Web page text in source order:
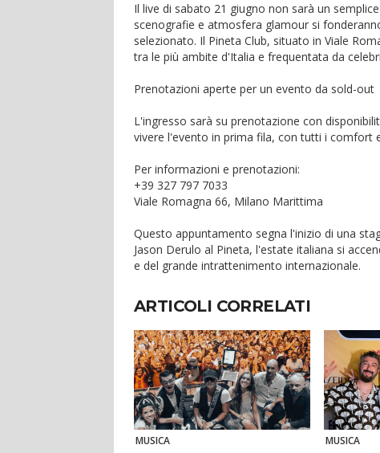
Il live di sabato 21 giugno non sarà un
scenografie e atmosfera glamour si
selezionato. Il Pineta Club, situato in Viale
tra le più ambite d'Italia e frequentata da
Prenotazioni aperte per un evento da sold-out
L'ingresso sarà su prenotazione con
vivere l'evento in prima fila, con tutti i comfort
Per informazioni e prenotazioni:
+39 327 797 7033
Viale Romagna 66, Milano Marittima
Questo appuntamento segna l'inizio di una
Jason Derulo al Pineta, l'estate italiana si
e del grande intrattenimento internazionale.
ARTICOLI CORRELATI
MUSICA MUSICA